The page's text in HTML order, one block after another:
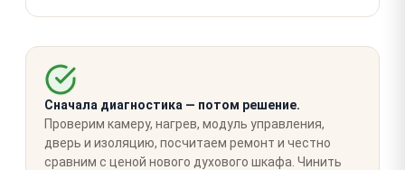
Сначала диагностика — потом решение.
Проверим камеру, нагрев, модуль управления,
дверь и изоляцию, посчитаем ремонт и честно
сравним с ценой нового духового шкафа. Чинить